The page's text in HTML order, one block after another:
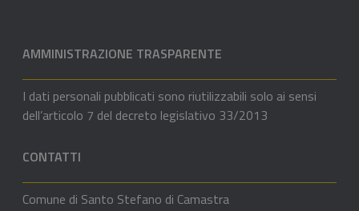
AMMINISTRAZIONE TRASPARENTE
I dati personali pubblicati sono riutilizzabili solo ai sensi
dell’articolo 7 del decreto legislativo 33/2013
CONTATTI
Comune di Santo Stefano di Camastra